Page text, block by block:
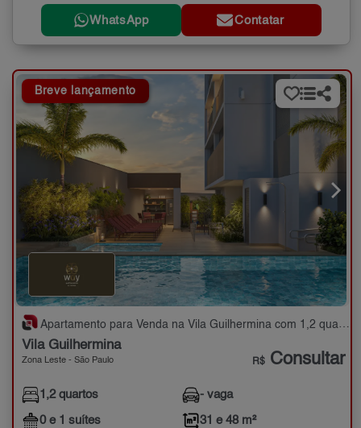
WhatsApp Contatar
Breve lançamento
Apartamento para Venda na Vila Guilhermina com 1,2 quartos - 31 e 48 m²
Vila Guilhermina
Zona Leste - São Paulo R$ Consultar
1,2 quartos
0 e 1 suítes
- vaga
31 e 48 m²